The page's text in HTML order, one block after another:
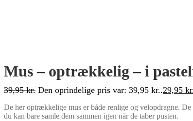
Mus – optrækkelig – i
39,95kr. Den oprindelige pris var: 39,95 kr..29,95
De her optrækkelige mus er både renlige og velopdragne.
du kan bare samle dem sammen igen når de taber pusten.